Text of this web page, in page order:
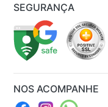
SEGURANÇA
NOS ACOMPANHE